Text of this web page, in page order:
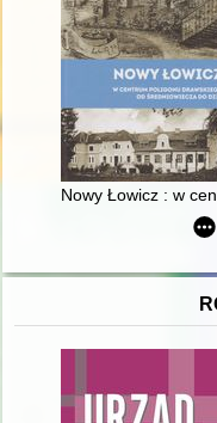
Nowy Łowicz : w